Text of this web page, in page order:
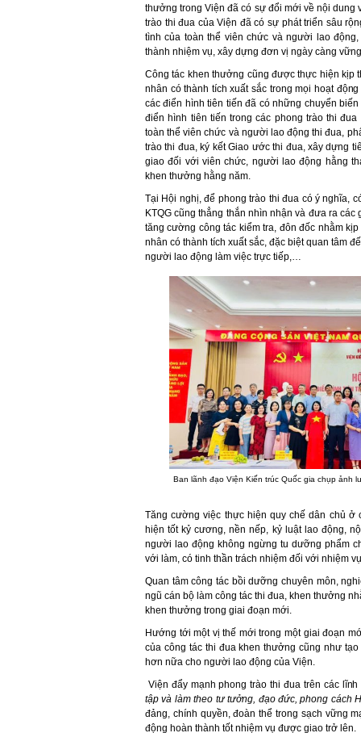
thưởng trong Viện đã có sự đổi mới về nội
trào thi đua của Viện đã có sự phát triển sâu
tình của toàn thể viên chức và người lao
thành nhiệm vụ, xây dựng đơn vị ngày càng
Công tác khen thưởng cũng được thực hiện kịp
nhân có thành tích xuất sắc trong mọi hoạt
các điển hình tiên tiến đã có những chuyển
điển hình tiên tiến trong các phong trào thi
toàn thể viên chức và người lao động thi đua,
trào thi đua, ký kết Giao ước thi đua, xây dựng
giao đối với viên chức, người lao động hằng
khen thưởng hằng năm.
Tại Hội nghị, để phong trào thi đua có ý nghĩa,
KTQG cũng thẳng thắn nhìn nhận và đưa ra
tăng cường công tác kiểm tra, đôn đốc nhằm
nhân có thành tích xuất sắc, đặc biệt quan tâm
người lao động làm việc trực tiếp,…
Ban lãnh đạo Viện Kiến trúc Quốc gia chụp ảnh
Tăng cường việc thực hiện quy chế dân chủ ở
hiện tốt kỷ cương, nền nếp, kỷ luật lao động,
người lao động không ngừng tu dưỡng phẩm
với làm, có tinh thần trách nhiệm đối với nhiệm
Quan tâm công tác bồi dưỡng chuyên môn,
ngũ cán bộ làm công tác thi đua, khen thưởng
khen thưởng trong giai đoạn mới.
Hướng tới một vị thế mới trong một giai đoạn
của công tác thi đua khen thưởng cũng như
hơn nữa cho người lao động của Viện.
Viện đẩy mạnh phong trào thi đua trên các
tậpvà làm theo tư tưởng, đạo đức, phong cách
đảng, chính quyền, đoàn thể trong sạch vững
động hoàn thành tốt nhiệm vụ được giao trở lên.